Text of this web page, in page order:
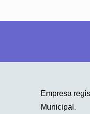
Empresa
Municipal.